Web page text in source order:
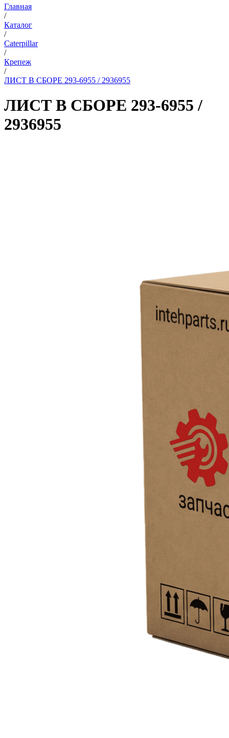
Главная
/
Каталог
/
Caterpillar
/
Крепеж
/
ЛИСТ В СБОРЕ 293-6955 / 2936955
ЛИСТ В СБОРЕ 293-6955 /
2936955